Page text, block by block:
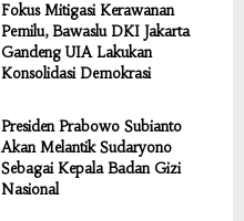
Fokus Mitigasi Kerawanan
Pemilu, Bawaslu DKI Jakarta
Gandeng UIA Lakukan
Konsolidasi Demokrasi
Presiden Prabowo Subianto
Akan Melantik Sudaryono
Sebagai Kepala Badan Gizi
Nasional